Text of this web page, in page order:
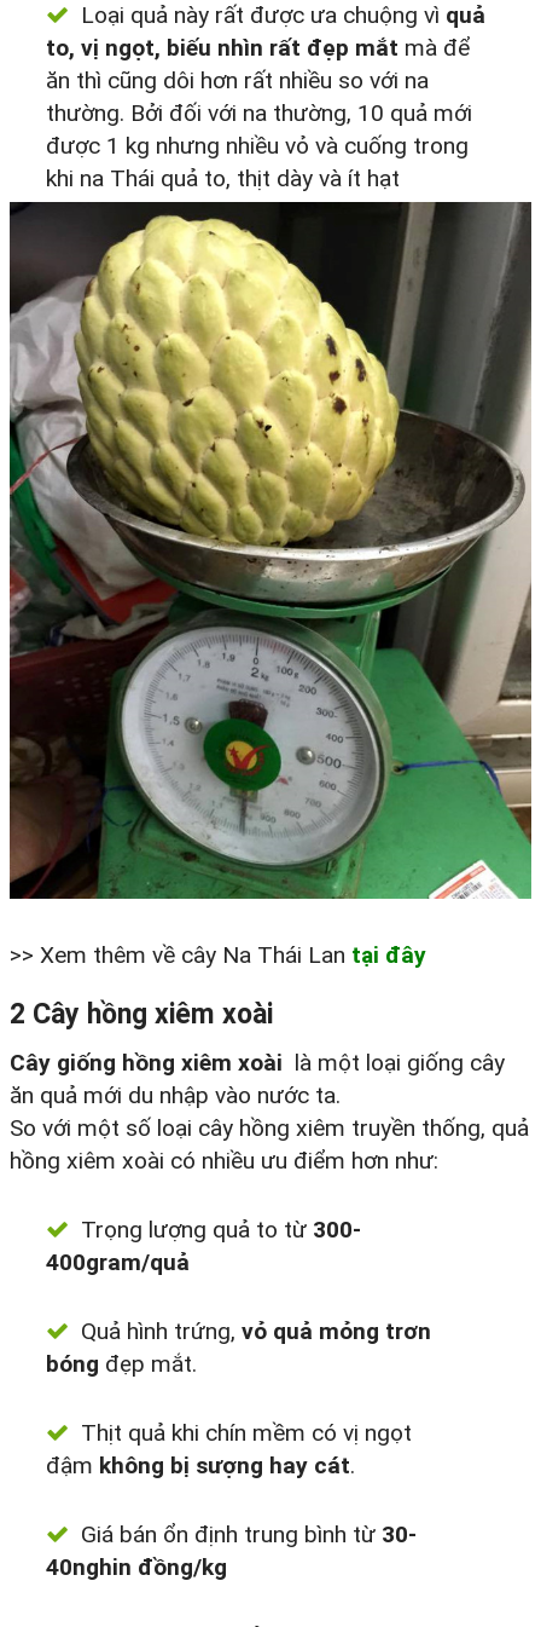
Loại quả này rất được ưa chuộng vì quả
to, vị ngọt, biếu nhìn rất đẹp mắt mà để
ăn thì cũng dôi hơn rất nhiều so với na
thường. Bởi đối với na thường, 10 quả mới
được 1 kg nhưng nhiều vỏ và cuống trong
khi na Thái quả to, thịt dày và ít hạt
>> Xem thêm về cây Na Thái Lan tại đây
2 Cây hồng xiêm xoài
Cây giống hồng xiêm xoài là một loại giống cây
ăn quả mới du nhập vào nước ta.
So với một số loại cây hồng xiêm truyền thống, quả
hồng xiêm xoài có nhiều ưu điểm hơn như:
Trọng lượng quả to từ 300-
400gram/quả
Quả hình trứng, vỏ quả mỏng trơn
bóng đẹp mắt.
Thịt quả khi chín mềm có vị ngọt
đậm không bị sượng hay cát.
Giá bán ổn định trung bình từ 30-
40nghin đồng/kg